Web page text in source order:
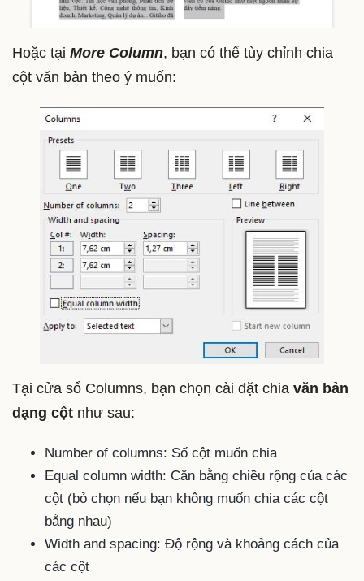
Hoặc tại More Column, bạn có thể tùy chỉnh chia
cột văn bản theo ý muốn:
Tại cửa sổ Columns, bạn chọn cài đặt chia văn bản
dạng cột như sau:
Number of columns: Số cột muốn chia
Equal column width: Căn bằng chiều rộng của các
cột (bỏ chọn nếu bạn không muốn chia các cột
bằng nhau)
Width and spacing: Độ rộng và khoảng cách của
các cột